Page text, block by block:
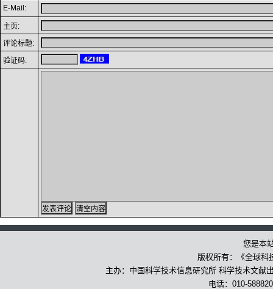
E-Mail:
主页:
评论标题:
验证码:
您是本
版权所有：《全球科
主办：中国科学技术信息研究所 科学技术文献
电话：010-